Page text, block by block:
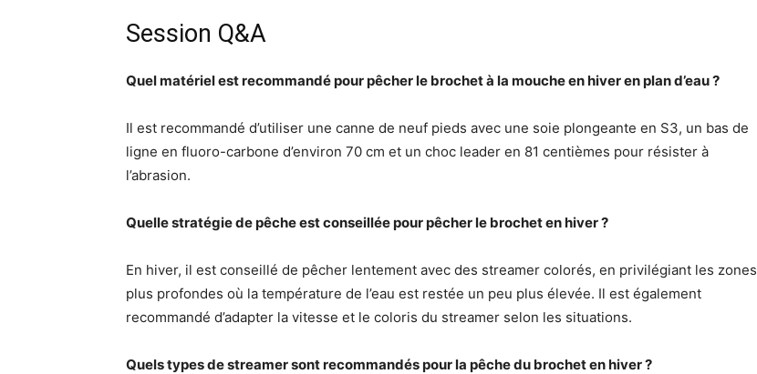
Session Q&A
Quel matériel est recommandé pour pêcher le brochet à la mouche en hiver en plan d’eau ?
Il est recommandé d’utiliser une canne de neuf pieds avec une soie plongeante en S3, un bas de
ligne en fluoro-carbone d’environ 70 cm et un choc leader en 81 centièmes pour résister à
l’abrasion.
Quelle stratégie de pêche est conseillée pour pêcher le brochet en hiver ?
En hiver, il est conseillé de pêcher lentement avec des streamer colorés, en privilégiant les zones
plus profondes où la température de l’eau est restée un peu plus élevée. Il est également
recommandé d’adapter la vitesse et le coloris du streamer selon les situations.
Quels types de streamer sont recommandés pour la pêche du brochet en hiver ?